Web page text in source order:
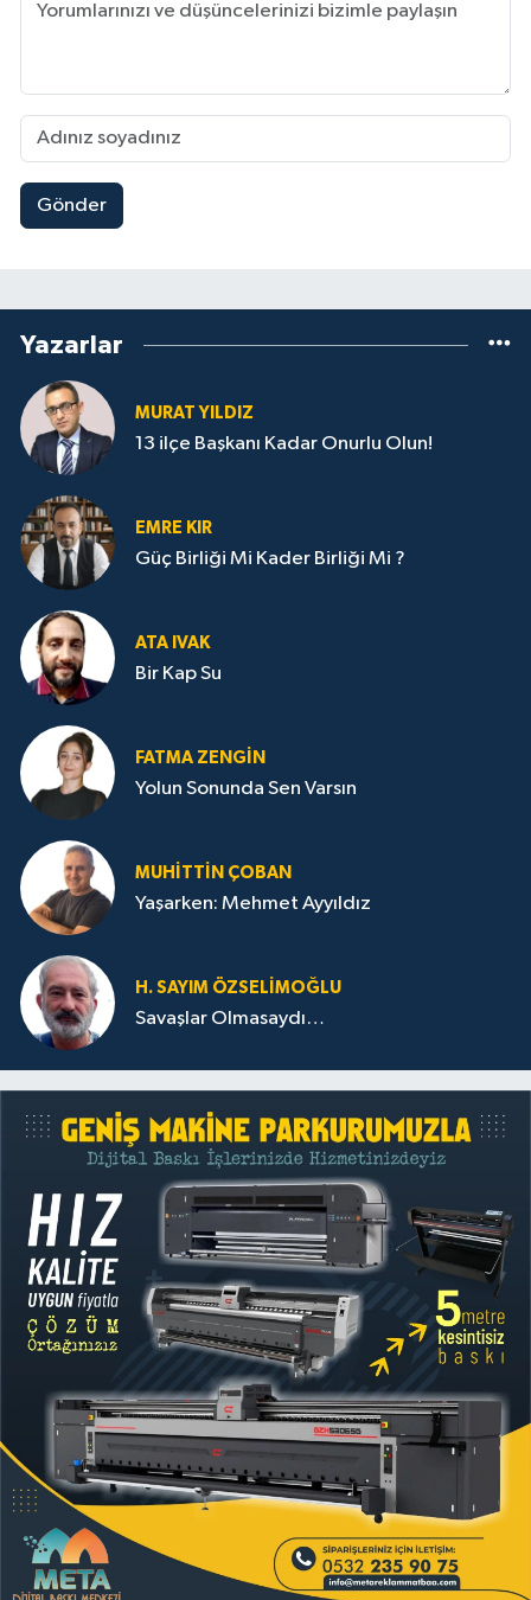
Gönder
Yazarlar
MURAT YILDIZ
13 ilçe Başkanı Kadar Onurlu Olun!
EMRE KIR
Güç Birliği Mi Kader Birliği Mi ?
ATA IVAK
Bir Kap Su
FATMA ZENGIN
Yolun Sonunda Sen Varsın
MUHITTIN ÇOBAN
Yaşarken: Mehmet Ayyıldız
H. SAYIM ÖZSELİMOĞLU
Savaşlar Olmasaydı…